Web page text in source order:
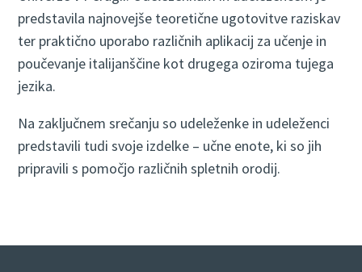
predstavila najnovejše teoretične ugotovitve raziskav
ter praktično uporabo različnih aplikacij za učenje in
poučevanje italijanščine kot drugega oziroma tujega
jezika.
Na zaključnem srečanju so udeleženke in udeleženci
predstavili tudi svoje izdelke – učne enote, ki so jih
pripravili s pomočjo različnih spletnih orodij.